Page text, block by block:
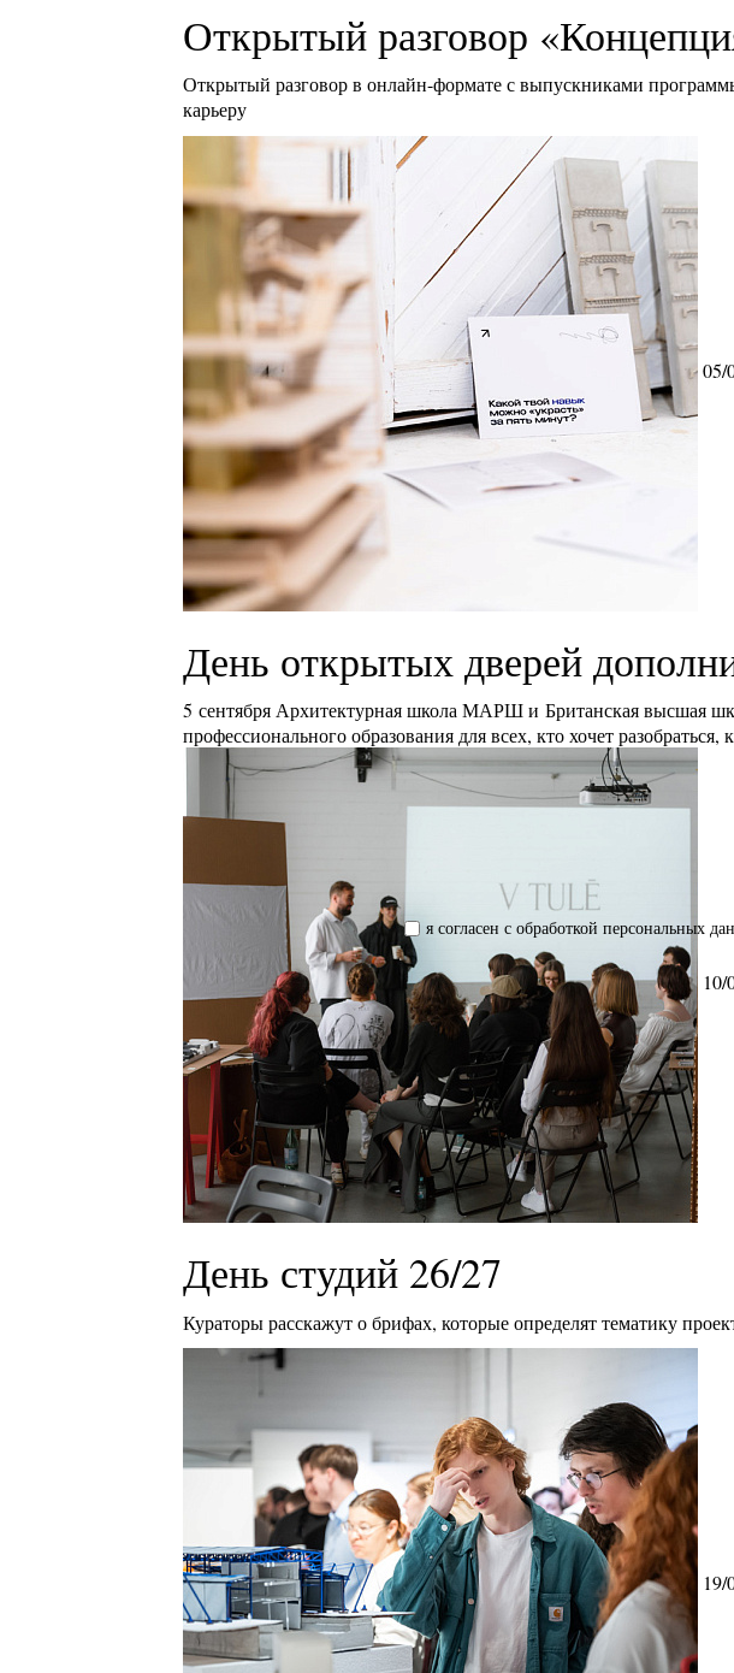
я согласен с обработкой персональных
Открытый разговор
Открытый разговор в онлайн-формате с выпускниками
карьеру
05/
День открытых дверей
5 сентября Архитектурная школа МАРШ и Британская высшая
профессионального образования для всех, кто хочет
10/
День студий 26/27
Кураторы расскажут о брифах, которые определят тематику
19/